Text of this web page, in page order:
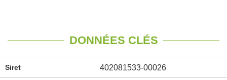
DONNÉES CLÉS
Siret 402081533-00026